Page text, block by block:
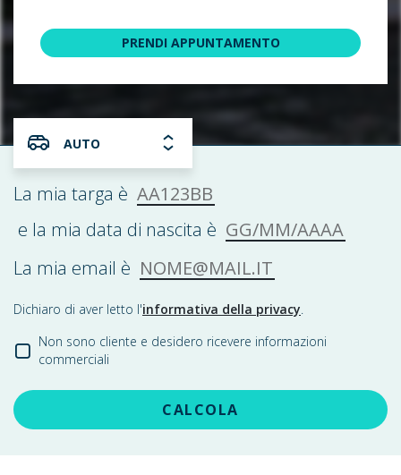
PRENDI APPUNTAMENTO
AUTO
La mia targa è AA123BB
e la mia data di nascita è GG/MM/AAAA
La mia email è NOME@MAIL.IT
Dichiaro di aver letto l'informativa della privacy.
Non sono cliente e desidero ricevere informazioni
commerciali
CALCOLA